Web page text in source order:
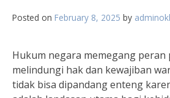
Posted on February 8, 2025 by
Hukum negara memegang peran
melindungi hak dan kewajiban
tidak bisa dipandang enteng